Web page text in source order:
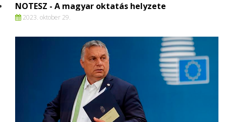
NOTESZ - A magyar oktatás helyzete
2023. oktober 29.